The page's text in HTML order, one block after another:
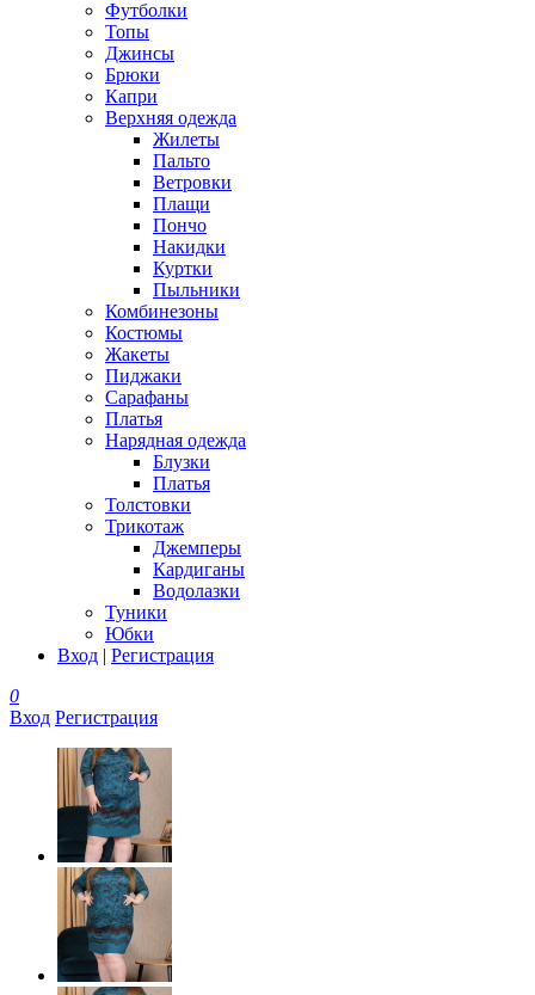
Футболки
Топы
Джинсы
Брюки
Капри
Верхняя одежда
Жилеты
Пальто
Ветровки
Плащи
Пончо
Накидки
Куртки
Пыльники
Комбинезоны
Костюмы
Жакеты
Пиджаки
Сарафаны
Платья
Нарядная одежда
Блузки
Платья
Толстовки
Трикотаж
Джемперы
Кардиганы
Водолазки
Туники
Юбки
Вход | Регистрация
0
Вход Регистрация